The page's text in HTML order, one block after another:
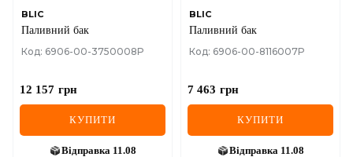
BLIC
Паливний бак
Код: 6906-00-3750008P
12 157 грн
КУПИТИ
Відправка 11.08
BLIC
Паливний бак
Код: 6906-00-8116007P
7 463 грн
КУПИТИ
Відправка 11.08